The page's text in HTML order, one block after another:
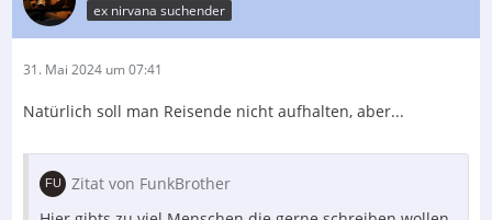
ex nirvana suchender
31. Mai 2024 um 07:41
Natürlich soll man Reisende nicht aufhalten, aber...
Zitat von FunkBrother